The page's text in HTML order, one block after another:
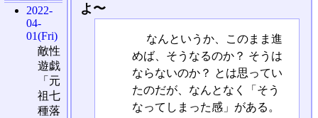
よ〜
なんというか、このまま進
めば、そうなるのか？ そうは
ならないのか？ とは思ってい
たのだが、なんとなく「そう
なってしまった感」がある。
2022-
04-
01(Fri)
敵性
遊戯
「元
祖七
種落